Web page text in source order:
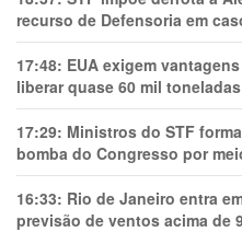
recurso de Defensoria em
17:48: EUA exigem
liberar quase 60 mil
17:29: Ministros do STF
bomba do Congresso por
16:33: Rio de Janeiro entra
previsão de ventos acima de